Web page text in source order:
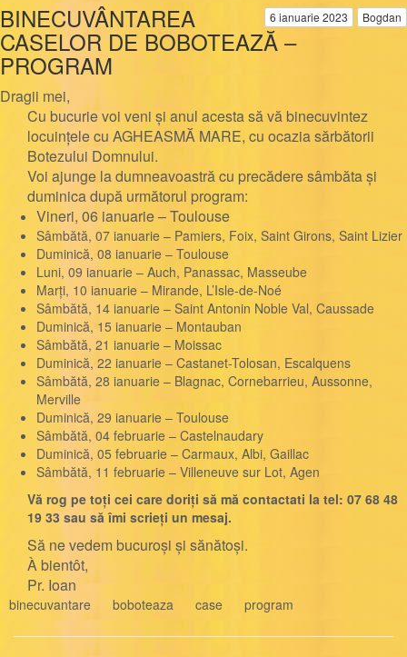
6 ianuarie 2023 Bogdan
BINECUVÂNTAREA
CASELOR DE BOBOTEAZĂ –
PROGRAM
Dragii mei,
Cu bucurie voi veni și anul acesta să vă binecuvintez
locuințele cu AGHEASMĂ MARE, cu ocazia sărbătorii
Botezului Domnului.
Voi ajunge la dumneavoastră cu precădere sâmbăta și
duminica după următorul program:
Vineri, 06 ianuarie – Toulouse
Sâmbătă, 07 ianuarie – Pamiers, Foix, Saint Girons, Saint Lizier
Duminică, 08 ianuarie – Toulouse
Luni, 09 ianuarie – Auch, Panassac, Masseube
Marți, 10 ianuarie – Mirande, L’Isle-de-Noé
Sâmbătă, 14 ianuarie – Saint Antonin Noble Val, Caussade
Duminică, 15 ianuarie – Montauban
Sâmbătă, 21 ianuarie – Moissac
Duminică, 22 ianuarie – Castanet-Tolosan, Escalquens
Sâmbătă, 28 ianuarie – Blagnac, Cornebarrieu, Aussonne,
Merville
Duminică, 29 ianuarie – Toulouse
Sâmbătă, 04 februarie – Castelnaudary
Duminică, 05 februarie – Carmaux, Albi, Gaillac
Sâmbătă, 11 februarie – Villeneuve sur Lot, Agen
Vă rog pe toți cei care doriți să mă contactati la tel: 07 68 48
19 33 sau să îmi scrieți un mesaj.
Să ne vedem bucuroși și sănătoși.
À bientôt,
Pr. Ioan
binecuvantare boboteaza case program